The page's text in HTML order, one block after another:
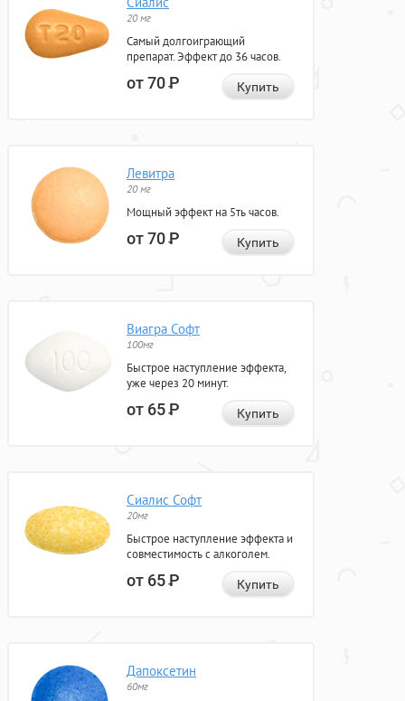
20 мг
Самый долгоиграющий
препарат. Эффект до 36 часов.
от 70Р Купить
Левитра
20 мг
Мощный эффект на 5ть часов.
от 70Р Купить
Виагра Софт
100мг
Быстрое наступление эффекта,
уже через 20 минут.
от 65Р Купить
Сиалис Софт
20мг
Быстрое наступление эффекта и
совместимость с алкоголем.
от 65Р Купить
Дапоксетин
60мг